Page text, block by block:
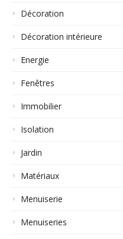
Décoration
Décoration intérieure
Energie
Fenêtres
Immobilier
Isolation
Jardin
Matériaux
Menuiserie
Menuiseries